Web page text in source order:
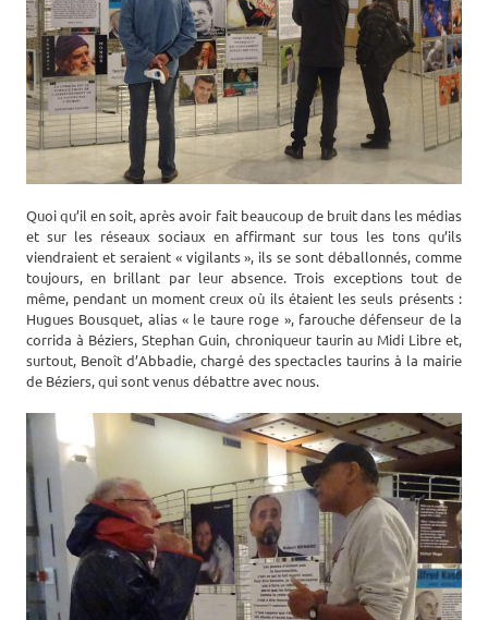
Quoi qu’il en soit, après avoir fait beaucoup de bruit dans les médias
et sur les réseaux sociaux en affirmant sur tous les tons qu’ils
viendraient et seraient « vigilants », ils se sont déballonnés, comme
toujours, en brillant par leur absence. Trois exceptions tout de
même, pendant un moment creux où ils étaient les seuls présents :
Hugues Bousquet, alias « le taure roge », farouche défenseur de la
corrida à Béziers, Stephan Guin, chroniqueur taurin au Midi Libre et,
surtout, Benoît d’Abbadie, chargé des spectacles taurins à la mairie
de Béziers, qui sont venus débattre avec nous.